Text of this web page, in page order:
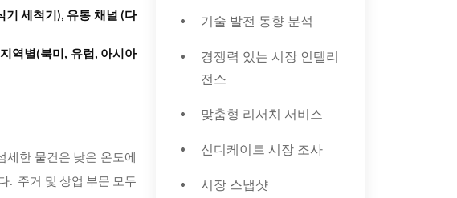
기 세척기), 유통 채널 (다
역별(북미 , 유럽, 아시아
한 물건은 낮은 온도에
. 주거 및 상업 부문 모두
기술 발전 동향 분석
경쟁력 있는 시장 인텔리
전스
맞춤형 리서치 서비스
신디케이트 시장 조사
시장 스냅샷